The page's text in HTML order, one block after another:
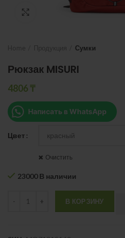
Нажмите, чтобы увеличить
Сумки
Рюкзак MISURI
4806₸
Написать в WhatsApp
Цвет
Очистить
23000 В наличии
В КОРЗИНУ